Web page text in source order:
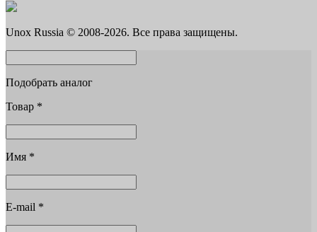
Unox Russia © 2008-2026. Все права защищены.
Подобрать аналог
Товар *
Имя *
E-mail *